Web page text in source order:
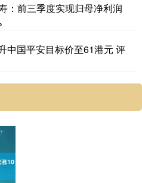
：前三季度实现归母净利润
中国平安目标价至61港元 评